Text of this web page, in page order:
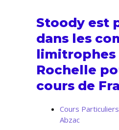
Stoody est
dans les
limitrophes
Rochelle
cours de
Cours
Abzac